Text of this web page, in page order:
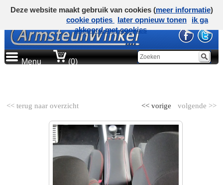
Menu (0)
<< terug naar overzicht volgende >>
<< vorige
Deze website maakt gebruik van cookies (meer informatie)
cookie opties
later opnieuw tonen
ik ga
akkoord met cookies